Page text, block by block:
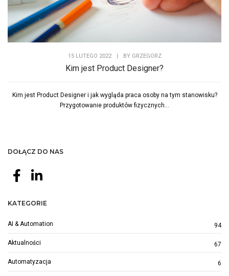
15 LUTEGO 2022 BY GRZEGORZ
Kim jest Product Designer?
Kim jest Product Designer i jak wygląda praca osoby na tym stanowisku?
Przygotowanie produktów fizycznych...
DOŁĄCZ DO NAS
KATEGORIE
AI & Automation 94
Aktualności 67
Automatyzacja 6